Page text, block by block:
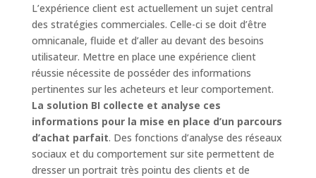
L’expérience client est actuellement un sujet central
des stratégies commerciales. Celle-ci se doit d’être
omnicanale, fluide et d’aller au devant des besoins
utilisateur. Mettre en place une expérience client
réussie nécessite de posséder des informations
pertinentes sur les acheteurs et leur comportement.
La solution BI collecte et analyse ces
informations pour la mise en place d’un parcours
d’achat parfait. Des fonctions d’analyse des réseaux
sociaux et du comportement sur site permettent de
dresser un portrait très pointu des clients et de